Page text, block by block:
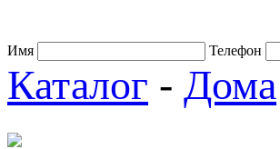
Имя Телефон
Каталог - Дома